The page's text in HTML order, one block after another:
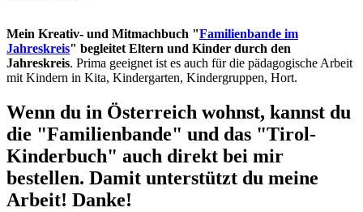
Mein Kreativ- und Mitmachbuch "Familienbande im
Jahreskreis" begleitet Eltern und Kinder durch den
Jahreskreis. Prima geeignet ist es auch für die pädagogische Arbeit
mit Kindern in Kita, Kindergarten, Kindergruppen, Hort.
Wenn du in Österreich wohnst, kannst du
die "Familienbande" und das "Tirol-
Kinderbuch" auch direkt bei mir
bestellen. Damit unterstützt du meine
Arbeit! Danke!